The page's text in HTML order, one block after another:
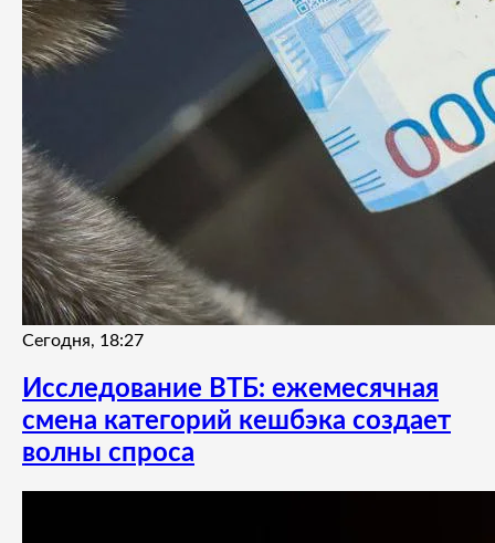
Сегодня, 18:27
Исследование ВТБ: ежемесячная
смена категорий кешбэка создает
волны спроса